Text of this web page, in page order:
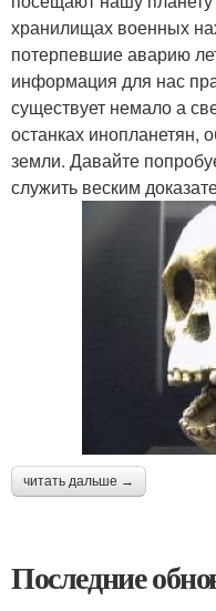
хранилищах военных
потерпевшие аварию
информация для нас
существует немало а
останках инопланетян,
земли. Давайте
служить веским
читать дальше →
Последние